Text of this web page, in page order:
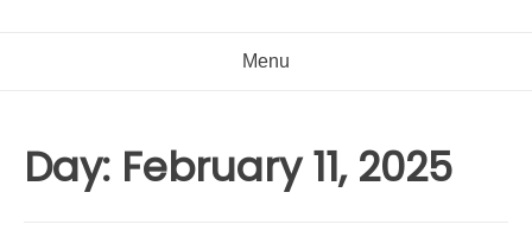
Menu
Day: February 11, 2025